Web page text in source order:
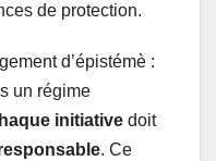
de protection.
d’épistémè :
un régime
initiative doit
. Ce